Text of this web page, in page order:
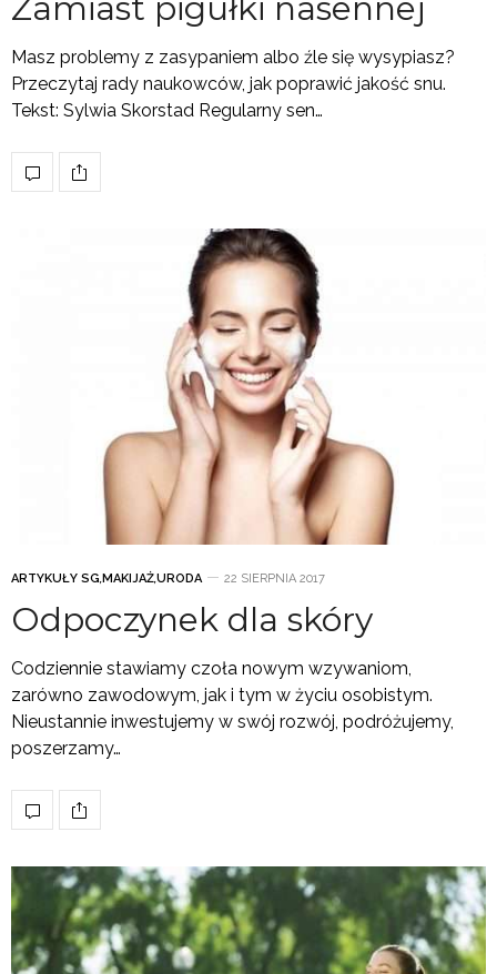
Zamiast pigułki nasennej
Masz problemy z zasypaniem albo źle się wysypiasz?
Przeczytaj rady naukowców, jak poprawić jakość snu.
Tekst: Sylwia Skorstad Regularny sen…
ARTYKUŁY SG,MAKIJAŻ,URODA 22 SIERPNIA 2017
Odpoczynek dla skóry
Codziennie stawiamy czoła nowym wzywaniom,
zarówno zawodowym, jak i tym w życiu osobistym.
Nieustannie inwestujemy w swój rozwój, podróżujemy,
poszerzamy…